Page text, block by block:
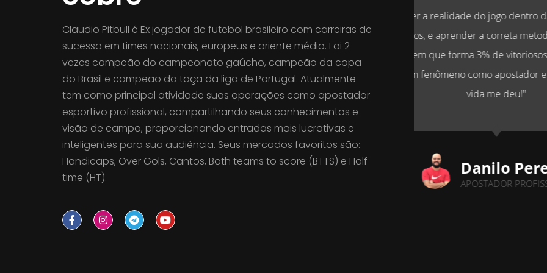
Claudio Pitbull é Ex jogador de futebol brasileiro com carreiras de
sucesso em times nacionais, europeus e oriente médio. Foi 2
vezes campeão do campeonato gaúcho, campeão da copa
do Brasil e campeão da taça da liga de Portugal. Atualmente
tem como principal atividade suas operações como apostador
esportivo profissional, compartilhando seus conhecimentos e
visão de campo, proporcionando entradas mais lucrativas e
inteligentes para sua audiência. Seus mercados favoritos são:
Handicaps, Over Gols, Cantos, Both teams to score (BTTS) e Half
time (HT).
poucos, e aprender a correta metodologia dessa
engrenagem que forma 3% de vitoriosos TE FEZ esse cara
ímpar, um fenômeno como apostador e um amigo que a
vida me deu!"
Danilo Pereira
"Somos
amigos.
atacante!
conquistas que